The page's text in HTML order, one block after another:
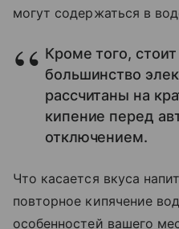
могут содержаться в
Кроме того, стоит
большинство
рассчитаны на
кипение перед
отключением.
Что касается вкуса
повторное кипячение
особенностей вашего